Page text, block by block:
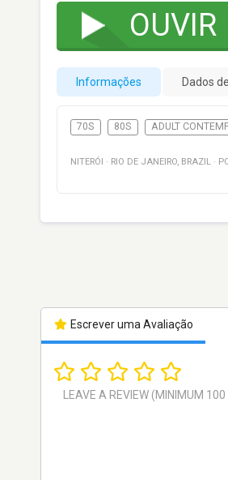
OUVIR
Informações Dados
70S 80S ADULT
NITERÓI · RIO DE JANEIRO, BRAZIL ·
Escrever uma Avaliação